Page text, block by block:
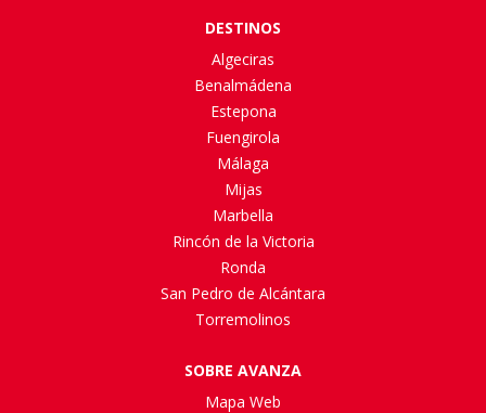
DESTINOS
Algeciras
Benalmádena
Estepona
Fuengirola
Málaga
Mijas
Marbella
Rincón de la Victoria
Ronda
San Pedro de Alcántara
Torremolinos
SOBRE AVANZA
Mapa Web